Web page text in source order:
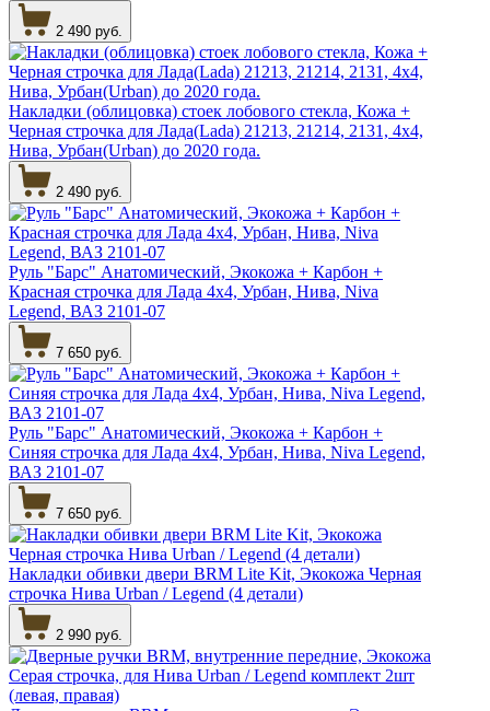
2 490 руб.
Накладки (облицовка) стоек лобового стекла, Кожа +
Черная строчка для Лада(Lada) 21213, 21214, 2131, 4х4,
Нива, Урбан(Urban) до 2020 года.
2 490 руб.
Руль "Барс" Анатомический, Экокожа + Карбон +
Красная строчка для Лада 4х4, Урбан, Нива, Niva
Legend, ВАЗ 2101-07
7 650 руб.
Руль "Барс" Анатомический, Экокожа + Карбон +
Синяя строчка для Лада 4х4, Урбан, Нива, Niva Legend,
ВАЗ 2101-07
7 650 руб.
Накладки обивки двери BRM Lite Kit, Экокожа Черная
строчка Нива Urban / Legend (4 детали)
2 990 руб.